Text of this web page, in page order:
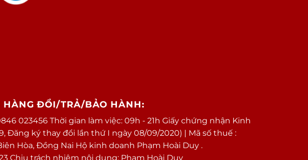
HÀNG ĐỔI/TRẢ/BẢO HÀNH:
023456 Thời gian làm việc: 09h - 21h Giấy chứng nhận Kinh
Đăng ký thay đổi lần thứ I ngày 08/09/2020) | Mã số thuế :
Hòa, Đồng Nai Hộ kinh doanh Phạm Hoài Duy .
Chịu trách nhiệm nội dung: Phạm Hoài Duy